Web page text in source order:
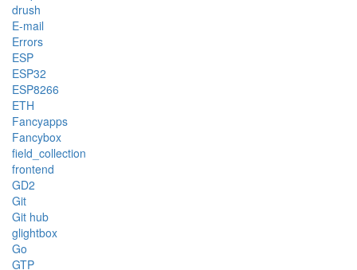
drush
E-mail
Errors
ESP
ESP32
ESP8266
ETH
Fancyapps
Fancybox
field_collection
frontend
GD2
Git
Git hub
glightbox
Go
GTP